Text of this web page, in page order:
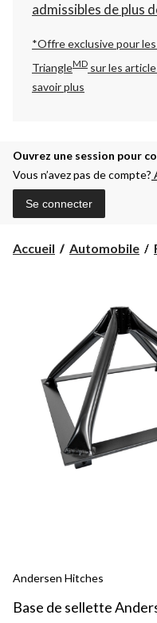
admissibles de plus
*Offre exclusive pour
TriangleMD sur les
savoir plus
Ouvrez une session pour
Vous n’avez pas de compte?
Se connecter
Accueil Automobile
Andersen Hitches
Base de sellette